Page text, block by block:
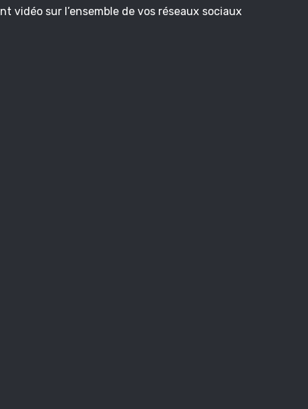
vidéo sur l’ensemble de vos réseaux sociaux